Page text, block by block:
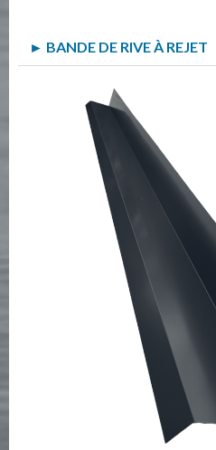
► BANDE DE RIVE À REJET